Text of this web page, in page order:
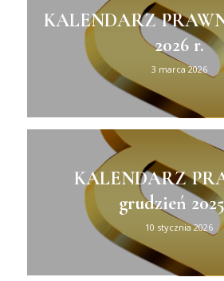
KALENDARZ
2026 r.
3 marca 2026
KALENDARZ
grudzień
10 stycznia 2026